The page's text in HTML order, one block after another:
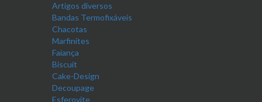
Artigos diversos
Bandas Termofixáveis
Chacotas
Marfinites
Faiança
Biscuit
Cake-Design
Decoupage
Esferovite